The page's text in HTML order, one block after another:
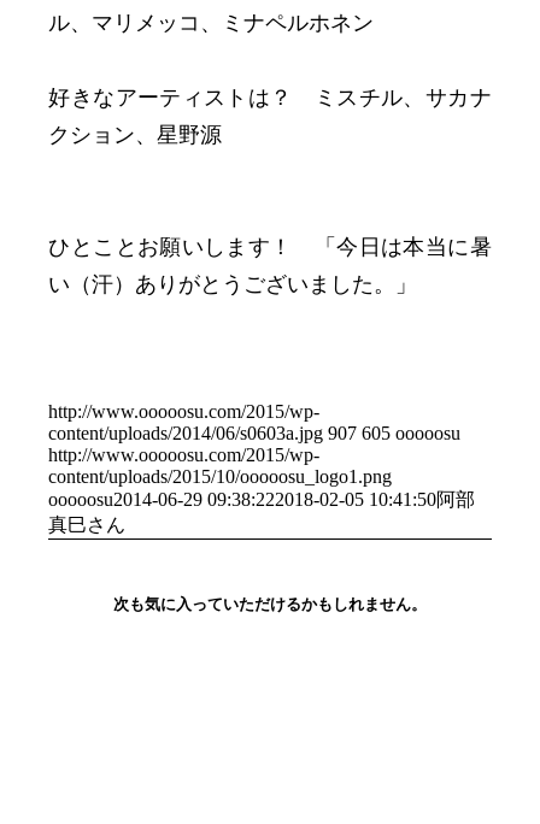
ル、マリメッコ、ミナペルホネン
好きなアーティストは？ ミスチル、サカナ
クション、星野源
ひとことお願いします！ 「今日は本当に暑
い（汗）ありがとうございました。」
http://www.ooooosu.com/2015/wp-
content/uploads/2014/06/s0603a.jpg 907 605 ooooosu
http://www.ooooosu.com/2015/wp-
content/uploads/2015/10/ooooosu_logo1.png
ooooosu2014-06-29 09:38:222018-02-05 10:41:50阿部
真巳さん
次も気に入っていただけるかもしれません。